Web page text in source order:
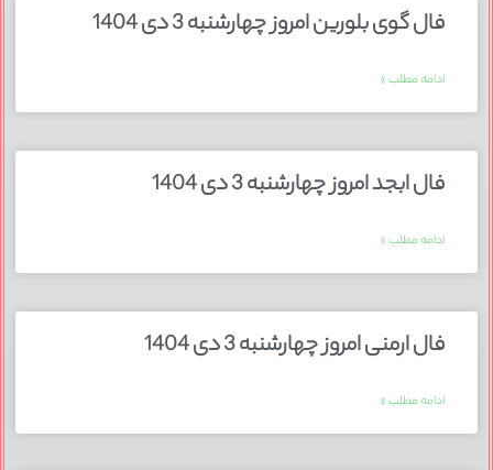
فال گوی بلورین امروز چهارشنبه 3 دی 1404
ادامه مطلب »
فال ابجد امروز چهارشنبه 3 دی 1404
ادامه مطلب »
فال ارمنی امروز چهارشنبه 3 دی 1404
ادامه مطلب »